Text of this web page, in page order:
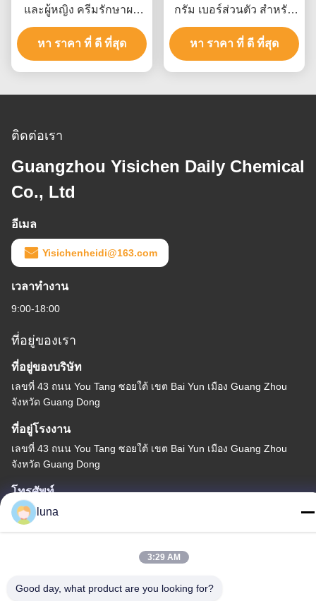
และผู้หญิง ครีมรักษาผม
OEM สําหรับผมที่เสียหาย
หา ราคา ที่ ดี ที่สุด
กรัม เบอร์ส่วนตัว สําหรับ
ผู้ชายและผู้หญิง
หา ราคา ที่ ดี ที่สุด
ติดต่อเรา
Guangzhou Yisichen Daily Chemical
Co., Ltd
อีเมล
Yisichenheidi@163.com
เวลาทำงาน
9:00-18:00
ที่อยู่ของเรา
ที่อยู่ของบริษัท
เลขที่ 43 ถนน You Tang ซอยใต้ เขต Bai Yun เมือง Guang Zhou
จังหวัด Guang Dong
ที่อยู่โรงงาน
เลขที่ 43 ถนน You Tang ซอยใต้ เขต Bai Yun เมือง Guang Zhou
จังหวัด Guang Dong
โทรศัพท์
86-18902309680
จีน คุณภาพดี สีผิวขาว ผู้จัดจําหน่าย.ลิขสิทธิ์ -2026 Guangzhou
luna
3:29 AM
Good day, what product are you looking for?